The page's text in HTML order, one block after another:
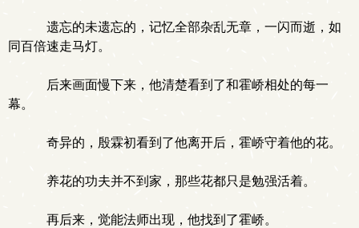
遗忘的未遗忘的，记忆全部杂乱无章，一闪而逝，如
同百倍速走马灯。
后来画面慢下来，他清楚看到了和霍峤相处的每一
幕。
奇异的，殷霖初看到了他离开后，霍峤守着他的花。
养花的功夫并不到家，那些花都只是勉强活着。
再后来，觉能法师出现，他找到了霍峤。